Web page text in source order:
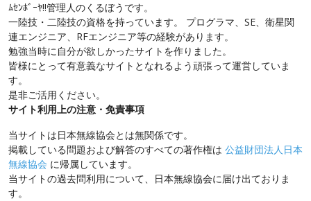
ﾑｾﾝﾎﾞｰﾔ!!管理人のくるぼうです。
一陸技・二陸技の資格を持っています。 プログラマ、SE、衛星関
連エンジニア、RFエンジニア等の経験があります。
勉強当時に自分が欲しかったサイトを作りました。
皆様にとって有意義なサイトとなれるよう頑張って運営していま
す。
是非ご活用ください。
サイト利用上の注意・免責事項
当サイトは日本無線協会とは無関係です。
掲載している問題および解答のすべての著作権は 公益財団法人日本
無線協会 に帰属しています。
当サイトの過去問利用について、日本無線協会に届け出ておりま
す。